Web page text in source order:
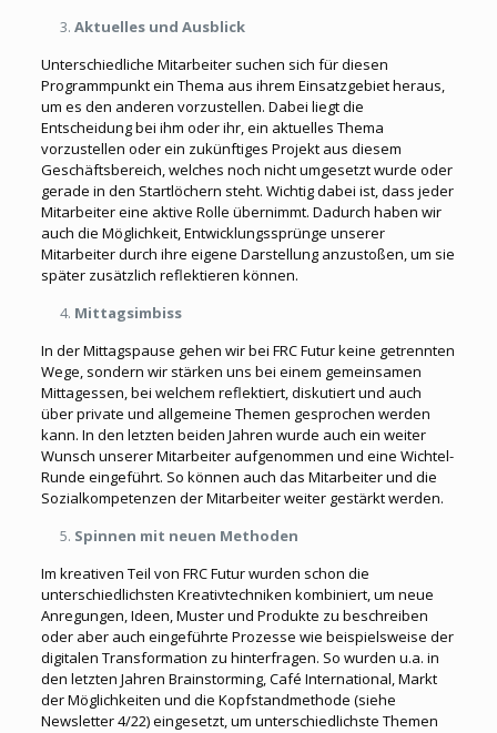
Aktuelles und Ausblick
Unterschiedliche Mitarbeiter suchen sich für diesen
Programmpunkt ein Thema aus ihrem Einsatzgebiet heraus,
um es den anderen vorzustellen. Dabei liegt die
Entscheidung bei ihm oder ihr, ein aktuelles Thema
vorzustellen oder ein zukünftiges Projekt aus diesem
Geschäftsbereich, welches noch nicht umgesetzt wurde oder
gerade in den Startlöchern steht. Wichtig dabei ist, dass jeder
Mitarbeiter eine aktive Rolle übernimmt. Dadurch haben wir
auch die Möglichkeit, Entwicklungssprünge unserer
Mitarbeiter durch ihre eigene Darstellung anzustoßen, um sie
später zusätzlich reflektieren können.
Mittagsimbiss
In der Mittagspause gehen wir bei FRC Futur keine getrennten
Wege, sondern wir stärken uns bei einem gemeinsamen
Mittagessen, bei welchem reflektiert, diskutiert und auch
über private und allgemeine Themen gesprochen werden
kann. In den letzten beiden Jahren wurde auch ein weiter
Wunsch unserer Mitarbeiter aufgenommen und eine Wichtel-
Runde eingeführt. So können auch das Mitarbeiter und die
Sozialkompetenzen der Mitarbeiter weiter gestärkt werden.
Spinnen mit neuen Methoden
Im kreativen Teil von FRC Futur wurden schon die
unterschiedlichsten Kreativtechniken kombiniert, um neue
Anregungen, Ideen, Muster und Produkte zu beschreiben
oder aber auch eingeführte Prozesse wie beispielsweise der
digitalen Transformation zu hinterfragen. So wurden u.a. in
den letzten Jahren Brainstorming, Café International, Markt
der Möglichkeiten und die Kopfstandmethode (siehe
Newsletter 4/22) eingesetzt, um unterschiedlichste Themen